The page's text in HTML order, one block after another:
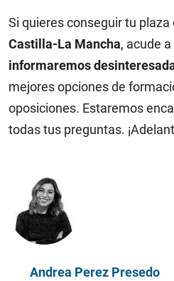
Si quieres conseguir tu plaza
Castilla-La Mancha, acude
informaremos
mejores opciones de
oposiciones. Estaremos
todas tus preguntas.
Andrea Perez Presedo